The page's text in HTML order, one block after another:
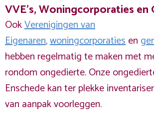
VVE's, Woningcorporaties en
OokVerenigingen van
Eigenaren,woningcorporatiesen
hebben regelmatig te maken met
rondom ongedierte. Onze
Enschede kan ter plekke
van aanpak voorleggen.